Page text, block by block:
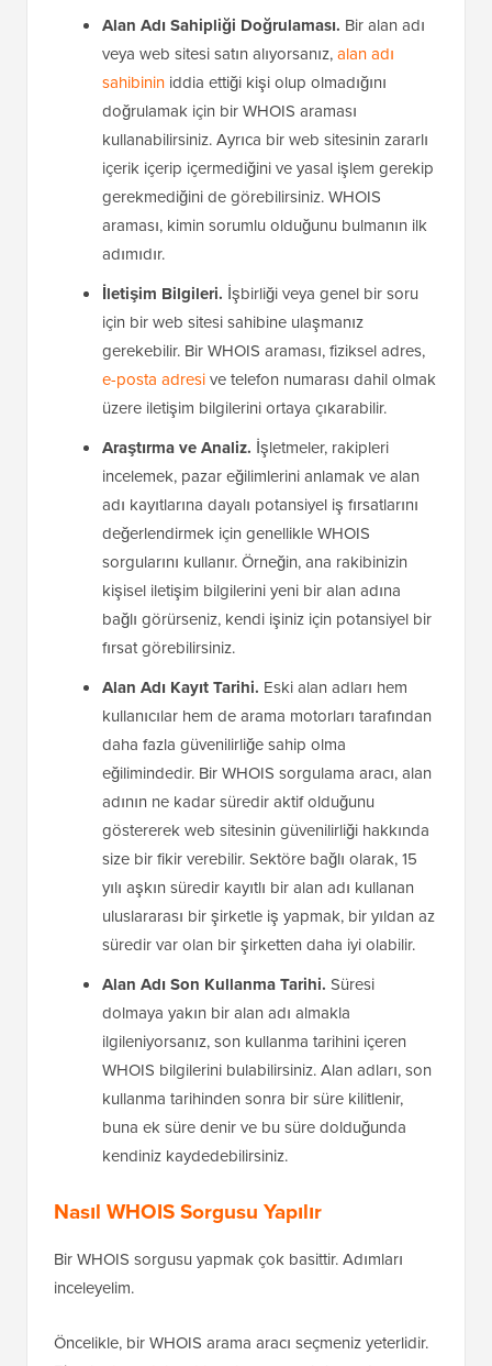
Alan Adı Sahipliği Doğrulaması. Bir alan adı
veya web sitesi satın alıyorsanız,alan adı
sahibinin iddia ettiği kişi olup olmadığını
doğrulamak için bir WHOIS araması
kullanabilirsiniz. Ayrıca bir web sitesinin zararlı
içerik içerip içermediğini ve yasal işlem gerekip
gerekmediğini de görebilirsiniz. WHOIS
araması, kimin sorumlu olduğunu bulmanın ilk
adımıdır.
İletişim Bilgileri. İşbirliği veya genel bir soru
için bir web sitesi sahibine ulaşmanız
gerekebilir. Bir WHOIS araması, fiziksel adres,
e-posta adresive telefon numarası dahil olmak
üzere iletişim bilgilerini ortaya çıkarabilir.
Araştırma ve Analiz. İşletmeler, rakipleri
incelemek, pazar eğilimlerini anlamak ve alan
adı kayıtlarına dayalı potansiyel iş fırsatlarını
değerlendirmek için genellikle WHOIS
sorgularını kullanır. Örneğin, ana rakibinizin
kişisel iletişim bilgilerini yeni bir alan adına
bağlı görürseniz, kendi işiniz için potansiyel bir
fırsat görebilirsiniz.
Alan Adı Kayıt Tarihi. Eski alan adları hem
kullanıcılar hem de arama motorları tarafından
daha fazla güvenilirliğe sahip olma
eğilimindedir. Bir WHOIS sorgulama aracı, alan
adının ne kadar süredir aktif olduğunu
göstererek web sitesinin güvenilirliği hakkında
size bir fikir verebilir. Sektöre bağlı olarak, 15
yılı aşkın süredir kayıtlı bir alan adı kullanan
uluslararası bir şirketle iş yapmak, bir yıldan az
süredir var olan bir şirketten daha iyi olabilir.
Alan Adı Son Kullanma Tarihi. Süresi
dolmaya yakın bir alan adı almakla
ilgileniyorsanız, son kullanma tarihini içeren
WHOIS bilgilerini bulabilirsiniz. Alan adları, son
kullanma tarihinden sonra bir süre kilitlenir,
buna ek süre denir ve bu süre dolduğunda
kendiniz kaydedebilirsiniz.
Nasıl WHOIS Sorgusu Yapılır
Bir WHOIS sorgusu yapmak çok basittir. Adımları
inceleyelim.
Öncelikle, bir WHOIS arama aracı seçmeniz yeterlidir.